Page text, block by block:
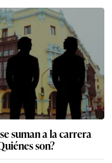
suman a la carrera
son?